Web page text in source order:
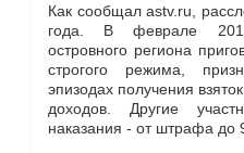
Как сообщал astv.ru,
года. В феврале
островного региона
строгого режима,
эпизодах получения
доходов. Другие
наказания - от штрафа до